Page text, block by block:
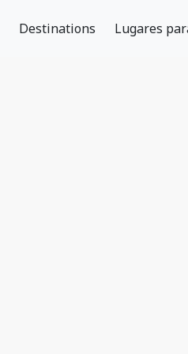
Destinations Lugares